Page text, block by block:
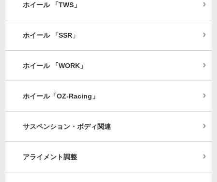
ホイール 「TWS」
ホイール 「SSR」
ホイール 「WORK」
ホイール「OZ-Racing」
サスペンション・ボディ関連
アライメント調整